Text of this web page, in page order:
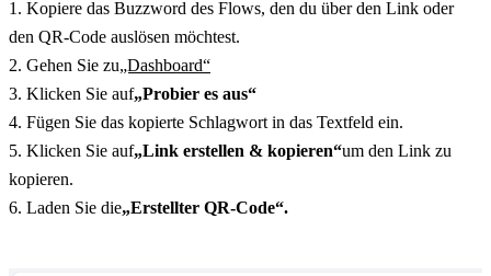
1. Kopiere das Buzzword des Flows, den du über den Link oder
den QR-Code auslösen möchtest.
2. Gehen Sie zu„Dashboard“
3. Klicken Sie auf„Probier es aus“
4. Fügen Sie das kopierte Schlagwort in das Textfeld ein.
5. Klicken Sie auf„Link erstellen & kopieren“um den Link zu
kopieren.
6. Laden Sie die„Erstellter QR-Code“.